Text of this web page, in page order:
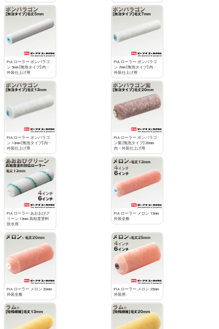
PIA ローラー ボンパラゴ
ン 5mm [無泡タイプ] 内・
外装仕上げ用
PIA ローラー ボンパラゴ
ン 7mm [無泡タイプ] 内・
外装仕上げ用
PIA ローラー ボンパラゴ
ン 13mm [無泡タイプ] 内・
外装仕上げ用
PIA ローラー ボンパラゴ
ン紫 [無泡タイプ] 20mm
内・外装仕上げ用
PIA ローラー あおおびグ
リーン 13mm 高粘度塗料
防水用
PIA ローラー メロン 13mm
外装全般
PIA ローラー メロン 20mm
外装全般
PIA ローラー メロン 25mm
外装用